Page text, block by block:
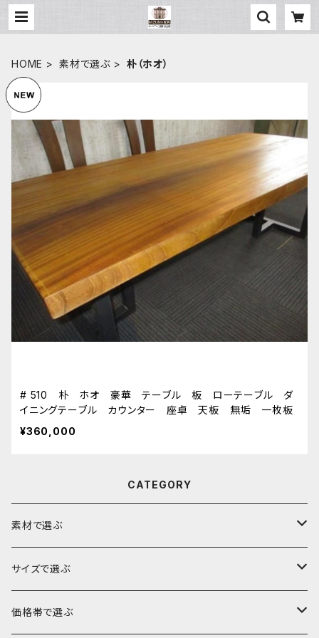
HOME 素材で選ぶ 朴（ホオ）
# 510 朴 ホオ 豪華 テーブル 板 ローテーブル ダ
イニングテーブル カウンター 座卓 天板 無垢 一枚板
¥360,000
CATEGORY
素材で選ぶ
ブビンガ
ウォールナット
サイズで選ぶ
～140cm
価格帯で選ぶ